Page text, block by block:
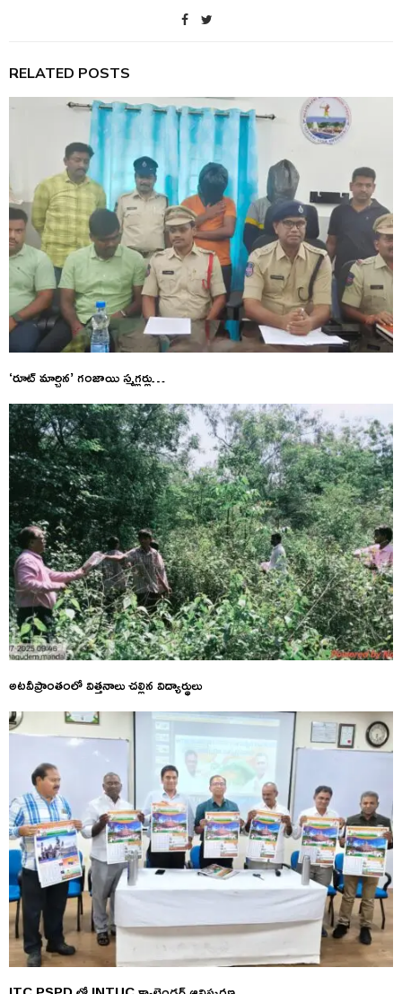
RELATED POSTS
‘రూట్ మార్చిన’ గంజాయి స్మగ్లర్లు…
అటవీప్రాంతంలో విత్తనాలు చల్లిన విద్యార్థులు